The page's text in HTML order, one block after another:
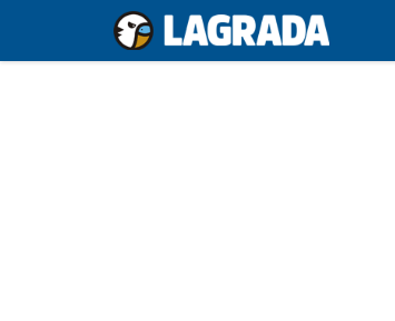
contenido